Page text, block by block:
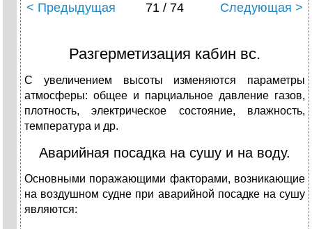
< Предыдущая 71 / 74 Следующая >
Разгерметизация кабин вс.
С увеличением высоты изменяются параметры
атмосферы: общее и парциальное давление газов,
плотность, электрическое состояние, влажность,
температура и др.
Аварийная посадка на сушу и на воду.
Основными поражающими факторами, возникающие
на воздушном судне при аварийной посадке на сушу
являются: